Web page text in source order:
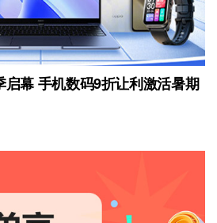
幕 手机数码9折让利激活暑期